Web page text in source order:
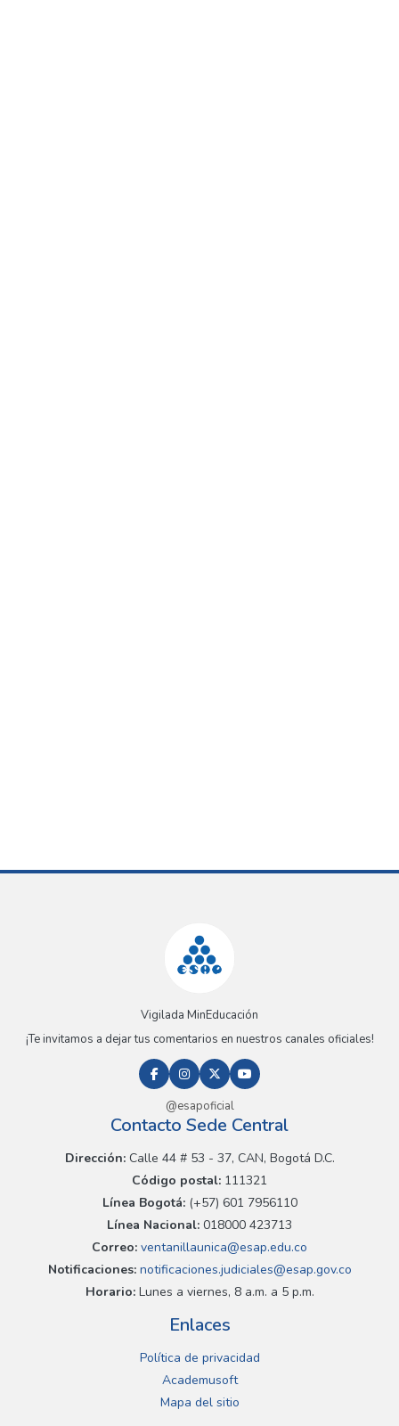
Vigilada MinEducación
¡Te invitamos a dejar tus comentarios en nuestros canales oficiales!
@esapoficial
Contacto Sede Central
Dirección:Calle 44 # 53 - 37, CAN, Bogotá D.C.
Código postal: 111321
Línea Bogotá:(+57) 601 7956110
Línea Nacional: 018000 423713
Correo: ventanillaunica@esap.edu.co
Notificaciones:notificaciones.judiciales@esap.gov.co
Horario:Lunes a viernes, 8 a.m. a 5 p.m.
Enlaces
Política de privacidad
Academusoft
Mapa del sitio